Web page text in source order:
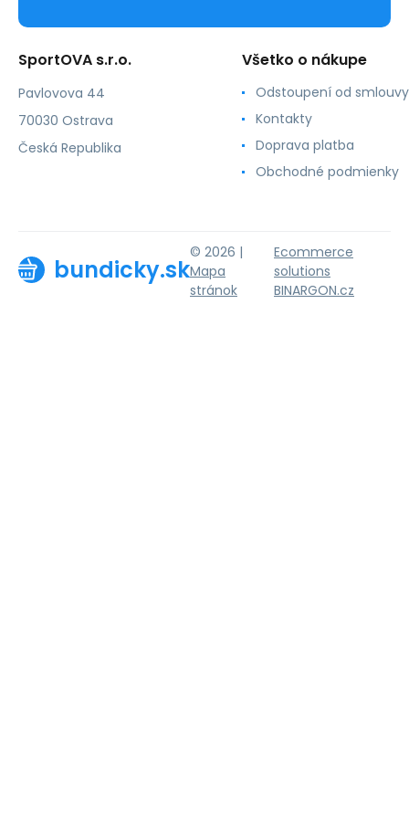
SportOVA s.r.o.
Pavlovova 44
70030 Ostrava
Česká Republika
Všetko o nákupe
Odstoupení od smlouvy
Kontakty
Doprava platba
Obchodné podmienky
bundicky.sk
© 2026 |
Mapa
stránok
Ecommerce
solutions
BINARGON.cz